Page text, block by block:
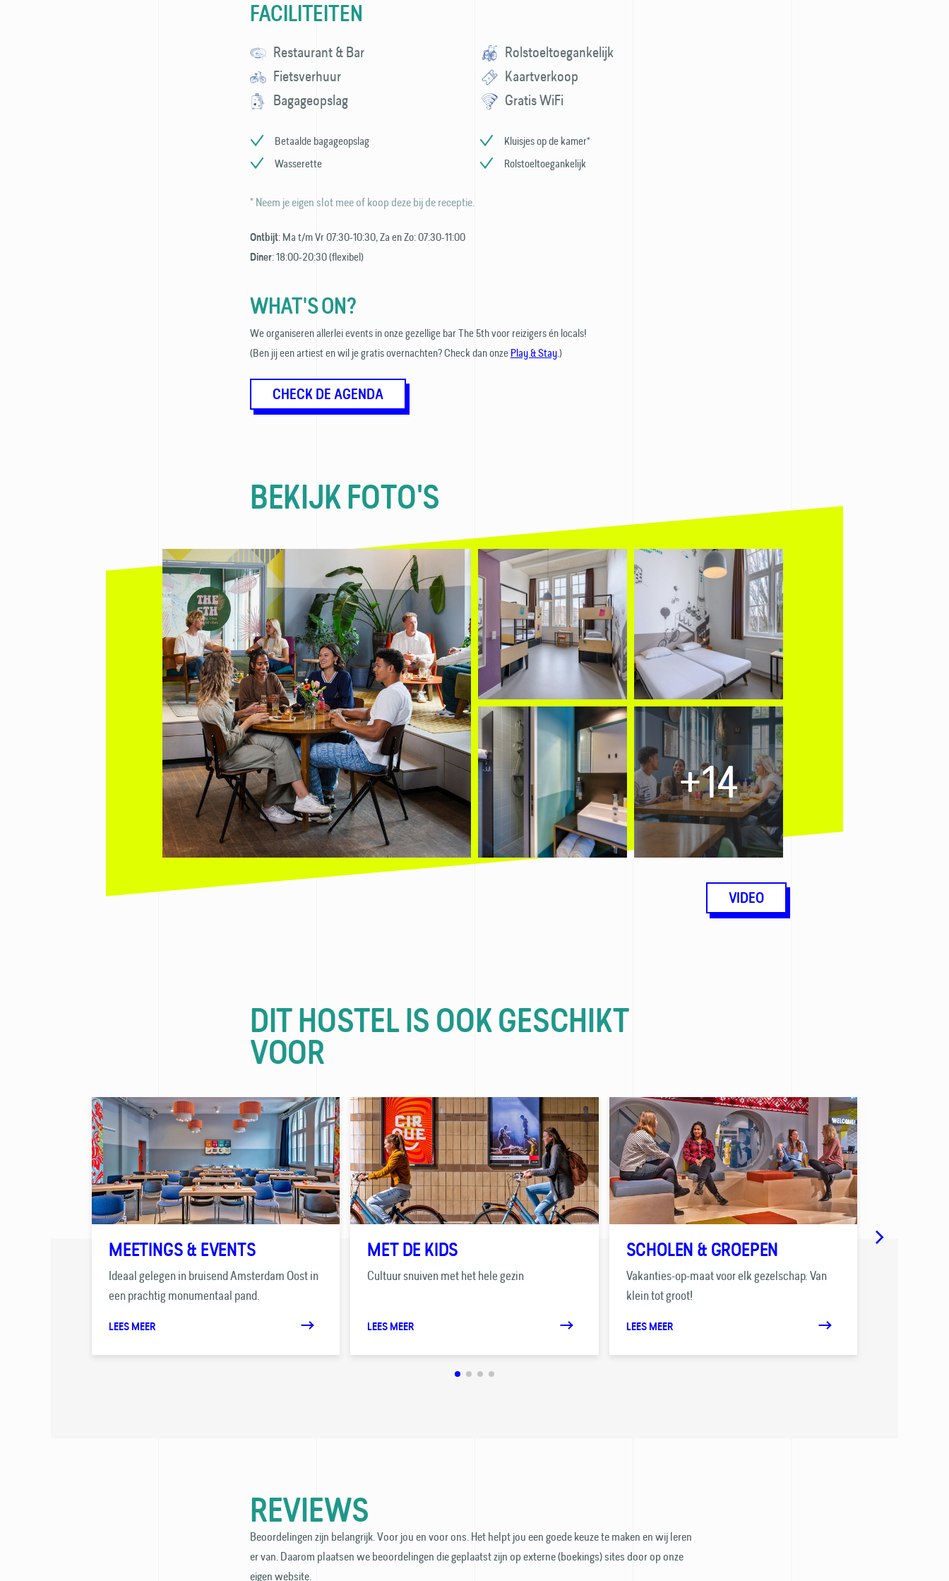
FACILITEITEN
Restaurant & Bar
Fietsverhuur
Bagageopslag
Rolstoeltoegankelijk
Kaartverkoop
Gratis WiFi
Betaalde bagageopslag
Wasserette
Kluisjes op de kamer*
Rolstoeltoegankelijk
* Neem je eigen slot mee of koop deze bij de receptie.
Ontbijt: Ma t/m Vr 07:30-10:30, Za en Zo: 07:30-11:00
Diner: 18:00-20:30 (flexibel)
WHAT'S ON?
We organiseren allerlei events in onze gezellige bar The 5th voor reizigers én locals!
(Ben jij een artiest en wil je gratis overnachten? Check dan onzePlay & Stay.)
CHECK DE AGENDA
BEKIJK FOTO'S
+14
VIDEO
DIT HOSTEL IS OOK GESCHIKT
VOOR
MEETINGS & EVENTS
Ideaal gelegen in bruisend Amsterdam Oost in
een prachtig monumentaal pand.
LEES MEER
MET DE KIDS
Cultuur snuiven met het hele gezin
LEES MEER
SCHOLEN & GROEPEN
Vakanties-op-maat voor elk gezelschap. Van
klein tot groot!
LEES MEER
REVIEWS
Beoordelingen zijn belangrijk. Voor jou en voor ons. Het helpt jou een goede keuze te maken en wij leren
er van. Daarom plaatsen we beoordelingen die geplaatst zijn op externe (boekings) sites door op onze
eigen website.